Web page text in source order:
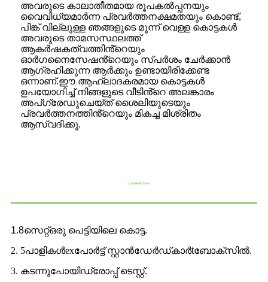
അവരുടെ കാലാതീതമായ രൂപകൽപ്പനയും
വൈവിധ്യമാർന്ന പ്രവർത്തനക്ഷമതയും കൊണ്ട്,
പിങ്ക് വില്ലുള്ള ഞങ്ങളുടെ മൂന്ന് വെള്ള കൊട്ടകൾ
അവരുടെ താമസസ്ഥലത്ത്
ആകർഷകത്വത്തിൻ്റെയും
ഓർഗനൈസേഷൻ്റെയും സ്പർശം ചേർക്കാൻ
ആഗ്രഹിക്കുന്ന ആർക്കും ഉണ്ടായിരിക്കേണ്ട
ഒന്നാണ്.ഈ ആഹ്ലാദകരമായ കൊട്ടകൾ
ഉപയോഗിച്ച് നിങ്ങളുടെ വീടിൻ്റെ അലങ്കാരം
അപ്‌ഗ്രേഡുചെയ്‌ത് ശൈലിയുടെയും
പ്രവർത്തനത്തിൻ്റെയും മികച്ച മിശ്രിതം
ആസ്വദിക്കൂ.
പാക്കേജ് തരം
1.8സെറ്റ്ഒരു പെട്ടിയിലെ കൊട്ട.
2. 5പാളികൾexപോർട്ട് സ്റ്റാൻഡേർഡ്കാർtബോക്സിൽ.
3. കടന്നുപോയിഡ്രോപ്പ് ടെസ്റ്റ്.